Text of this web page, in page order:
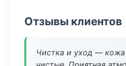
Отзывы клиентов
Чистка и уход —